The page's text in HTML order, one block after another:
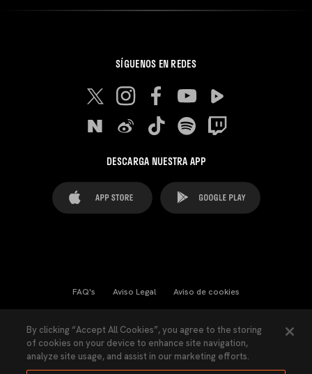
SÍGUENOS EN REDES
DESCARGA NUESTRA APP
FAQ's Aviso Legal Aviso de cookies
Ley Transparencia Política de Privacidad
Accesibilidad
By clicking “Accept All Cookies”, you agree to the storing
of cookies on your device to enhance site navigation,
analyze site usage, and assist in our marketing efforts.